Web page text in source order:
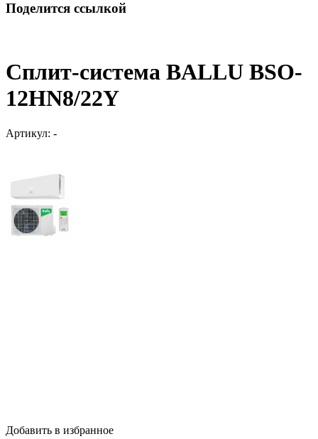
Поделится ссылкой
Сплит-система BALLU BSO-
12HN8/22Y
Артикул: -
Добавить в избранное